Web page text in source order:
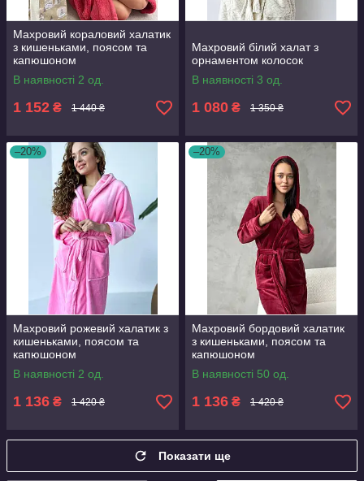
Махровий кораловий халатик
з кишеньками, поясом та
капюшоном
В наявності 2 од.
1 152 ₴ 1 440 ₴
Махровий білий халат з
орнаментом колосок
В наявності 3 од.
1 080 ₴ 1 350 ₴
–20%
Махровий рожевий халатик з
кишеньками, поясом та
капюшоном
В наявності 2 од.
1 136 ₴ 1 420 ₴
–20%
Махровий бордовий халатик
з кишеньками, поясом та
капюшоном
В наявності 50 од.
1 136 ₴ 1 420 ₴
Показати ще